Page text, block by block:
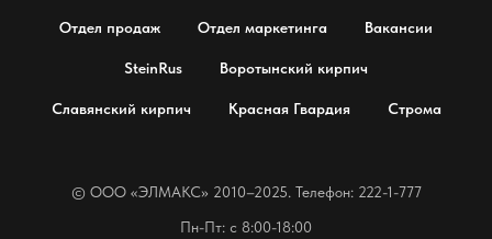
Отдел продаж Отдел маркетинга Вакансии
SteinRus Воротынский кирпич
Славянский кирпич Красная Гвардия Строма
© OOO «ЭЛМАКС» 2010–2025. Телефон: 222-1-777
Пн-Пт: с 8:00-18:00